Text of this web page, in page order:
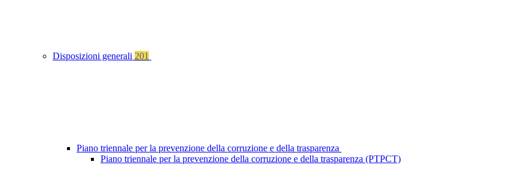
Disposizioni generali 201
Piano triennale per la prevenzione della corruzione e della trasparenza
Piano triennale per la prevenzione della corruzione e della trasparenza (PTPCT)